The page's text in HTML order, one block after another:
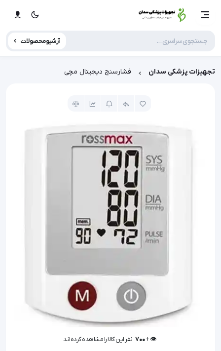
آرشیو محصولات
تجهیزات پزشکی سدان فشارسنج دیجیتال مچی
👁️ +
700 نفر این کالا را مشاهده کرده‌اند